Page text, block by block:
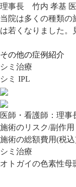
理事長 竹内 孝基
当院は多くの種類の
は若くなりました。
その他の症例紹介
シミ治療
シミ IPL
医師・看護師： 理事
施術のリスク/副作用
施術の総額費用(税込)
シミ治療
オトガイの色素性